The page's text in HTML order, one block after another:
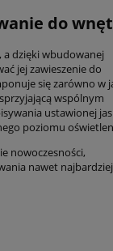
do
a dzięki wbudowanej
jej zawieszenie do
się zarówno w
wspólnym
ustawionej
poziomu
nowoczesności,
nawet najbardziej